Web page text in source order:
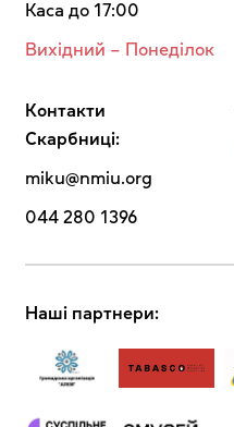
Каса до 17:00
Вихідний – Понеділок
Контакти
Скарбниці:
miku@nmiu.org
044 280 1396
Наші партнери: